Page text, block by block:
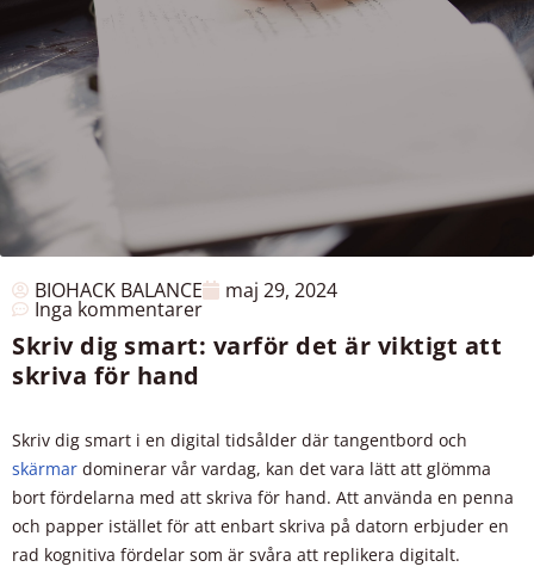
BIOHACK BALANCE maj 29, 2024
Inga kommentarer
Skriv dig smart: varför det är viktigt att
skriva för hand
Skriv dig smart i en digital tidsålder där tangentbord och
skärmar dominerar vår vardag, kan det vara lätt att glömma
bort fördelarna med att skriva för hand. Att använda en penna
och papper istället för att enbart skriva på datorn erbjuder en
rad kognitiva fördelar som är svåra att replikera digitalt.